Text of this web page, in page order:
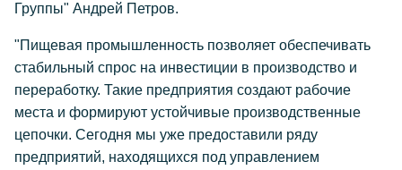
Группы" Андрей Петров.
"Пищевая промышленность позволяет обеспечивать
стабильный спрос на инвестиции в производство и
переработку. Такие предприятия создают рабочие
места и формируют устойчивые производственные
цепочки. Сегодня мы уже предоставили ряду
предприятий, находящихся под управлением